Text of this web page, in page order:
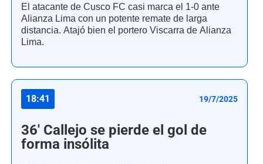
El atacante de Cusco FC casi marca el 1-0 ante
Alianza Lima con un potente remate de larga
distancia. Atajó bien el portero Viscarra de Alianza
Lima.
18:41 19/7/2025
36' Callejo se pierde el gol de
forma insólita